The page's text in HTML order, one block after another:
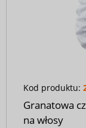
Kod produktu:
Granatowa
na włosy